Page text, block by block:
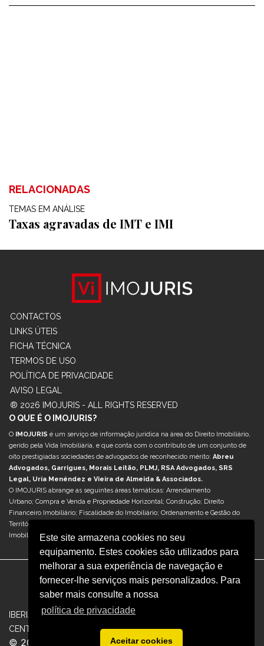
Este site armazena cookies no seu
equipamento. Estes cookies são utilizados para
melhorar a sua experiência de navegação e
fornecer-lhe serviços mais personalizados. Para
saber mais consulte a nossa
política de privacidade
Aceitar cookies
RELACIONADAS
TEMAS EM ANÁLISE
Taxas agravadas de IMT e IMI
CONTACTOS
LINKS ÚTEIS
FICHA TÉCNICA
TERMOS DE USO
POLÍTICA DE PRIVACIDADE
AVISO LEGAL
® 2026 IMOJURIS - ALL RIGHTS RESERVED
O QUE É O IMOJURIS?
O IMOJURIS é um serviço de informação jurídica na área do Direito Imobiliário,
gerido pela Vida Imobiliária, e que conta com o contributo de um conjunto de
oito prestigiadas sociedades de advogados de reconhecido mérito: Abreu
Advogados, Garrigues, Morais Leitão, PLMJ, RSA Advogados, SRS
Legal, Uría Menéndez e Vieira de Almeida & Associados.
O IMOJURIS abrange as seguintes áreas temáticas: Arrendamento
Urbano; Compra e Venda e Propriedade Horizontal; Construção; Direito
Financeiro Imobiliário; Fiscalidade do Imobiliário; Ordenamento e Gestão do
Território; Reabilitação Urbana; Retail & Centros Comerciais; Sociedades e M&A
Imobiliário; e Turismo & Hotelaria.
IBERIAN.PROPERTY|OBSERVATORIO INMOBILIARIO
CENTROS COMERCIALES|VIDA IMOBILIÁRIA
© 2026 Iberinmo grupo